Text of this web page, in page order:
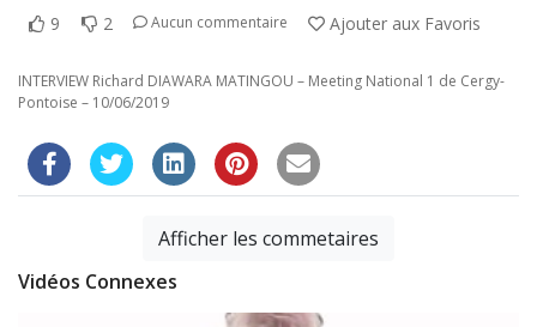
9 2 Aucun commentaire Ajouter aux Favoris
INTERVIEW Richard DIAWARA MATINGOU – Meeting National 1 de Cergy-
Pontoise – 10/06/2019
Afficher les commetaires
Vidéos Connexes